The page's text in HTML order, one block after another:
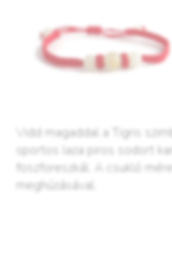
Vidd magaddal a Tigris
sportos laza piros sodort
foszforeszkál. A csukló
meghúzásával.